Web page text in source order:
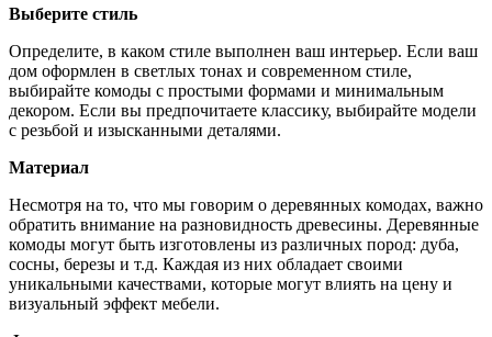
Выберите стиль
Определите, в каком стиле выполнен ваш интерьер. Если ваш
дом оформлен в светлых тонах и современном стиле,
выбирайте комоды с простыми формами и минимальным
декором. Если вы предпочитаете классику, выбирайте модели
с резьбой и изысканными деталями.
Материал
Несмотря на то, что мы говорим о деревянных комодах, важно
обратить внимание на разновидность древесины. Деревянные
комоды могут быть изготовлены из различных пород: дуба,
сосны, березы и т.д. Каждая из них обладает своими
уникальными качествами, которые могут влиять на цену и
визуальный эффект мебели.